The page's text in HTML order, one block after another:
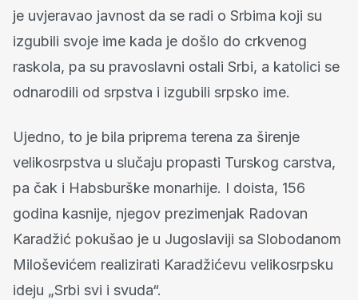
je uvjeravao javnost da se radi o Srbima koji su
izgubili svoje ime kada je došlo do crkvenog
raskola, pa su pravoslavni ostali Srbi, a katolici se
odnarodili od srpstva i izgubili srpsko ime.
Ujedno, to je bila priprema terena za širenje
velikosrpstva u slučaju propasti Turskog carstva,
pa čak i Habsburške monarhije. I doista, 156
godina kasnije, njegov prezimenjak Radovan
Karadžić pokušao je u Jugoslaviji sa Slobodanom
Miloševićem realizirati Karadžićevu velikosrpsku
ideju „Srbi svi i svuda“.